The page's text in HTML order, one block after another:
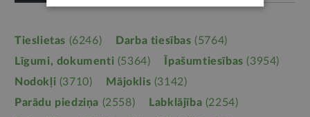
Tieslietas (6246) Darba tiesības (5764)
Līgumi, dokumenti (5364) Īpašumtiesības (3954)
Nodokļi (3710) Mājoklis (3142)
Parādu piedziņa (2558) Labklājība (2254)